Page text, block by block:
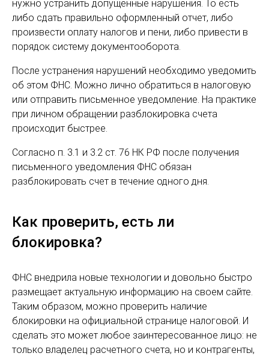
нужно устранить допущенные нарушения. То есть
либо сдать правильно оформленный отчет, либо
произвести оплату налогов и пени, либо привести в
порядок систему документооборота.
После устранения нарушений необходимо уведомить
об этом ФНС. Можно лично обратиться в налоговую
или отправить письменное уведомление. На практике
при личном обращении разблокировка счета
происходит быстрее.
Согласно п. 3.1 и 3.2 ст. 76 НК РФ после получения
письменного уведомления ФНС обязан
разблокировать счет в течение одного дня.
Как проверить, есть ли
блокировка?
ФНС внедрила новые технологии и довольно быстро
размещает актуальную информацию на своем сайте.
Таким образом, можно проверить наличие
блокировки на официальной странице налоговой. И
сделать это может любое заинтересованное лицо: не
только владелец расчетного счета, но и контрагенты,